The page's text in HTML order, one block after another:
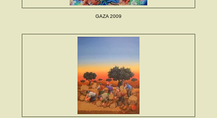
GAZA 2009